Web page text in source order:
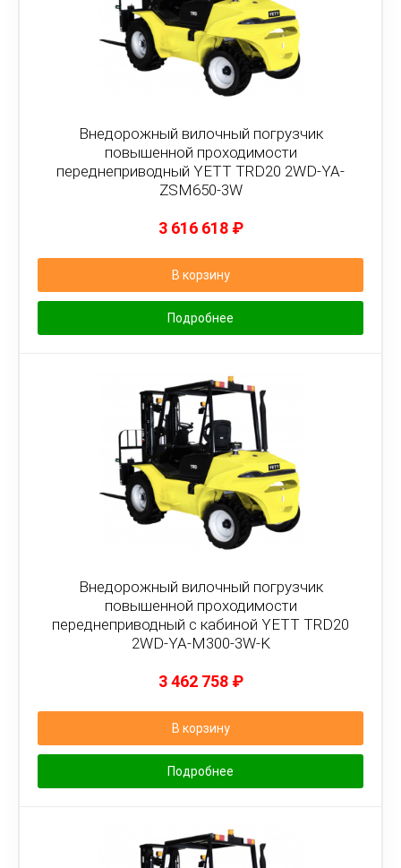
Внедорожный вилочный погрузчик
повышенной проходимости
переднеприводный YETT TRD20 2WD-YA-
ZSM650-3W
3 616 618 ₽
В корзину
Подробнее
Внедорожный вилочный погрузчик
повышенной проходимости
переднеприводный с кабиной YETT TRD20
2WD-YA-M300-3W-K
3 462 758 ₽
В корзину
Подробнее